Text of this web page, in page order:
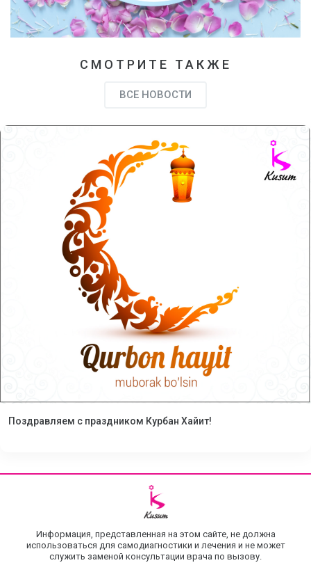
СМОТРИТЕ ТАКЖЕ
ВСЕ НОВОСТИ
Поздравляем с праздником Курбан Хайит!
Информация, представленная на этом сайте, не должна
использоваться для самодиагностики и лечения и не может
служить заменой консультации врача по вызову.